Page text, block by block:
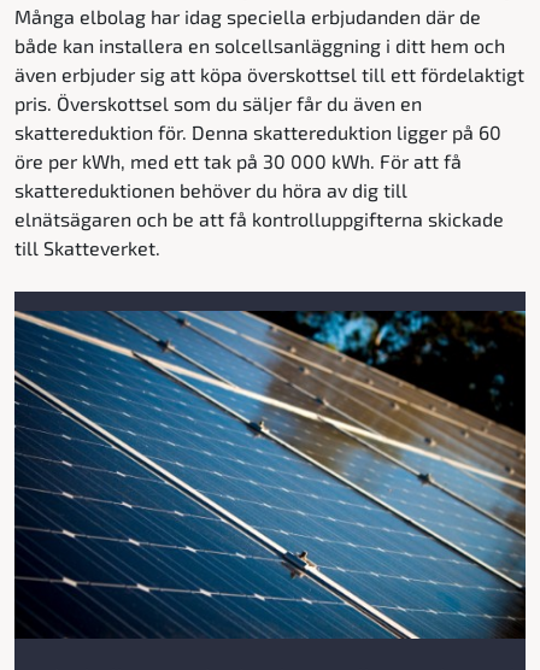
Många elbolag har idag speciella erbjudanden där de
både kan installera en solcellsanläggning i ditt hem och
även erbjuder sig att köpa överskottsel till ett fördelaktigt
pris. Överskottsel som du säljer får du även en
skattereduktion för. Denna skattereduktion ligger på 60
öre per kWh, med ett tak på 30 000 kWh. För att få
skattereduktionen behöver du höra av dig till
elnätsägaren och be att få kontrolluppgifterna skickade
till Skatteverket.